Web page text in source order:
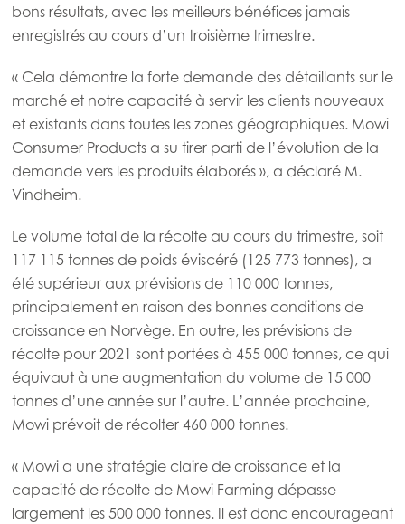
Europe
Mowi Belgium (NL)
Mowi Czechia (CZ)
Mowi Czechia (EN)
Mowi Faroe Islands
Mowi France
Mowi Germany
Mowi Ireland
Mowi Italy
Mowi Netherlands
Mowi Norway
Mowi Scotland
Mowi Spain
Poursuivre
bons résultats, avec les meilleurs bénéfices jamais
enregistrés au cours d’un troisième trimestre.
« Cela démontre la forte demande des détaillants sur le
marché et notre capacité à servir les clients nouveaux
et existants dans toutes les zones géographiques. Mowi
Consumer Products a su tirer parti de l’évolution de la
demande vers les produits élaborés », a déclaré M.
Vindheim.
Le volume total de la récolte au cours du trimestre, soit
117 115 tonnes de poids éviscéré (125 773 tonnes), a
été supérieur aux prévisions de 110 000 tonnes,
principalement en raison des bonnes conditions de
croissance en Norvège. En outre, les prévisions de
récolte pour 2021 sont portées à 455 000 tonnes, ce qui
équivaut à une augmentation du volume de 15 000
tonnes d’une année sur l’autre. L’année prochaine,
Mowi prévoit de récolter 460 000 tonnes.
« Mowi a une stratégie claire de croissance et la
capacité de récolte de Mowi Farming dépasse
largement les 500 000 tonnes. Il est donc encourageant